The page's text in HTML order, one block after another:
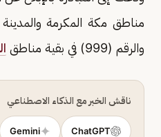
مناطق مكة المكرمة والمدينة
والرقم (999) في بقية مناطق
ناقش الخبر مع الذكاء الاصطناعي
ChatGPT
Gemini